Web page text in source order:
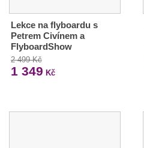
Lekce na flyboardu s
Petrem Civínem a
FlyboardShow
2 499 Kč
1 349 Kč